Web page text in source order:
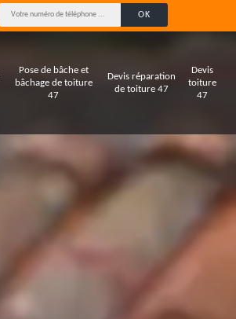
Pose de bâche et
bâchage de toiture
47
Devis réparation
de toiture 47
Devis
toiture
47